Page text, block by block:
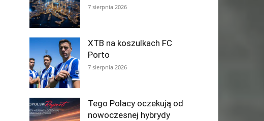
7 sierpnia 2026
XTB na koszulkach FC
Porto
7 sierpnia 2026
Tego Polacy oczekują od
nowoczesnej hybrydy